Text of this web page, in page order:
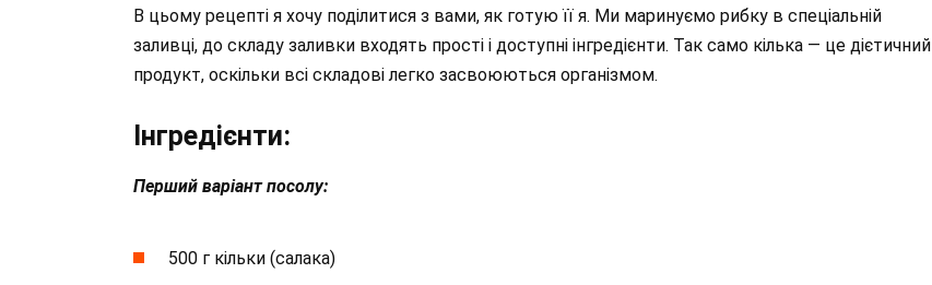
В цьому рецепті я хочу поділитися з вами, як готую її я. Ми маринуємо рибку в спеціальній
заливці, до складу заливки входять прості і доступні інгредієнти. Так само кілька — це дієтичний
продукт, оскільки всі складові легко засвоюються організмом.
Інгредієнти:
Перший варіант посолу:
500 г кільки (салака)